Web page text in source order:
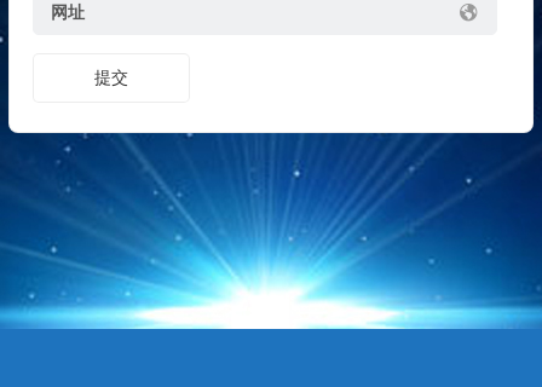
网址
提交